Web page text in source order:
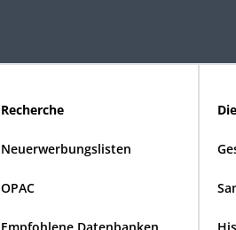
Recherche
Neuerwerbungslisten
OPAC